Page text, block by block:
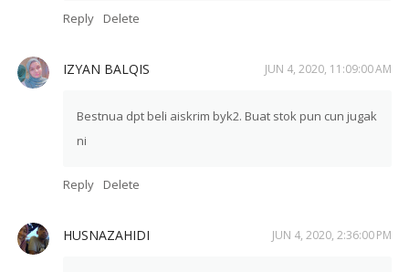
Reply Delete
IZYAN BALQIS JUN 4, 2020, 11:09:00 AM
Bestnua dpt beli aiskrim byk2. Buat stok pun cun jugak
ni
Reply Delete
HUSNAZAHIDI JUN 4, 2020, 2:36:00 PM